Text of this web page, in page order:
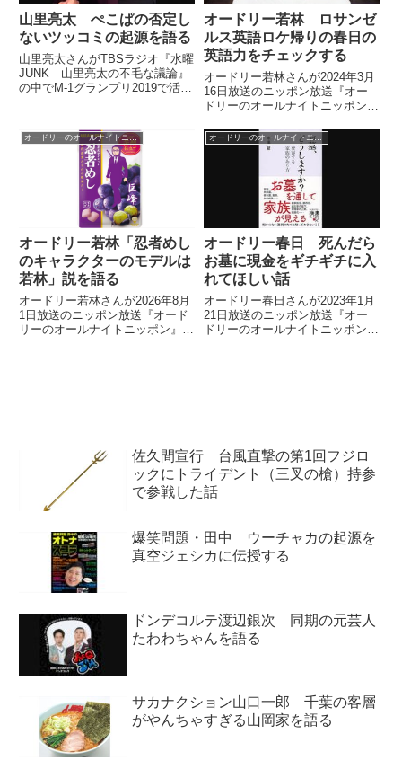
山里亮太 ぺこぱの否定し
ないツッコミの起源を語る
山里亮太さんがTBSラジオ『水曜
JUNK 山里亮太の不毛な議論』
の中でM-1グランプリ2019で活躍
ストのオードリー若林さんと話し
ていました。 この投稿を
Instagramで見る ...
オードリー若林 ロサンゼ
ルス英語ロケ帰りの春日の
英語力をチェックする
オードリー若林さんが2024年3月
16日放送のニッポン放送『オー
ドリーのオールナイトニッポン』
ゼルスでロケをしてきたという春
日さんの実際の英語力をチェック
オードリーのオールナイトニッポン
オードリー若林「忍者めし
のキャラクターのモデルは
若林」説を語る
オードリー若林さんが2026年8月
1日放送のニッポン放送『オード
リーのオールナイトニッポン』の
オードリーのオールナイトニッポン
オードリー春日 死んだら
お墓に現金をギチギチに入
れてほしい話
オードリー春日さんが2023年1月
21日放送のニッポン放送『オー
ドリーのオールナイトニッポン』
佐久間宣行 台風直撃の第1回フジロ
ックにトライデント（三叉の槍）持参
で参戦した話
爆笑問題・田中 ウーチャカの起源を
真空ジェシカに伝授する
ドンデコルテ渡辺銀次 同期の元芸人
たわわちゃんを語る
サカナクション山口一郎 千葉の客層
がやんちゃすぎる山岡家を語る